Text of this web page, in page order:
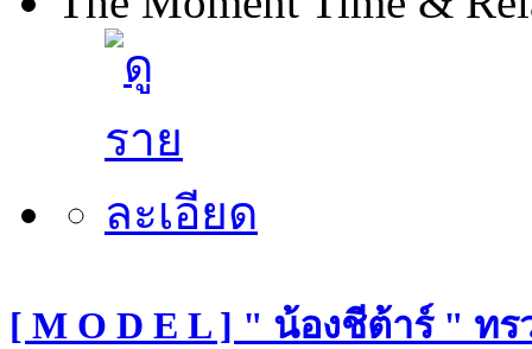
[ M O D E L ] " น้องชีต้าร์ " ท